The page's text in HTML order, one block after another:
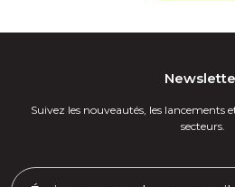
Suivez les nouveautés, les lancements
secteurs.